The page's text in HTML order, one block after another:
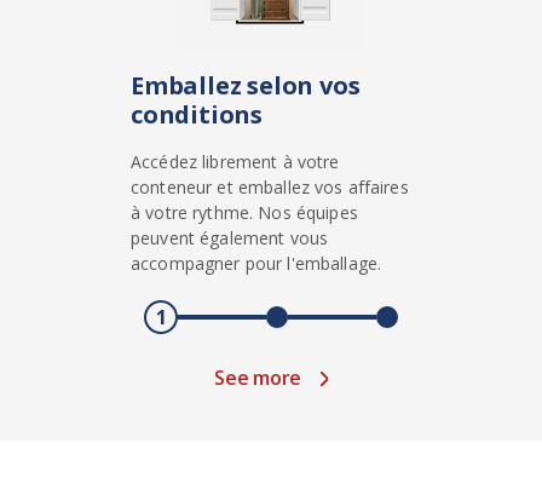
Emballez selon vos
conditions
Accédez librement à votre
conteneur et emballez vos affaires
à votre rythme. Nos équipes
peuvent également vous
accompagner pour l'emballage.
1
See more